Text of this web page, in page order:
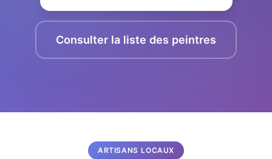
Consulter la liste des peintres
ARTISANS LOCAUX